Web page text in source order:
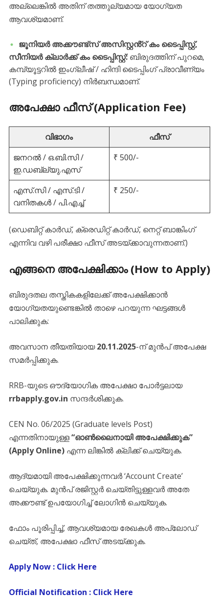
അല്ലെങ്കിൽ അതിന് തത്തുല്യമായ യോഗ്യത
ആവശ്യമാണ്.
ജൂനിയർ അക്കൗണ്ട്സ് അസിസ്റ്റൻ്റ് കം ടൈപ്പിസ്റ്റ്,
സീനിയർ ക്ലാർക്ക് കം ടൈപ്പിസ്റ്റ്:ബിരുദത്തിന് പുറമെ,
കമ്പ്യൂട്ടറിൽ ഇംഗ്ലീഷ് / ഹിന്ദി ടൈപ്പിംഗ് പ്രാവീണ്യം
(Typing proficiency) നിർബന്ധമാണ്.
​അപേക്ഷാ ഫീസ് (Application Fee)
വിഭാഗം
ഫീസ്
ജനറൽ / ഒ.ബി.സി /
ഇ.ഡബ്ല്യു.എസ്
₹ 500/-
എസ്.സി / എസ്.ടി /
വനിതകൾ / പി.എച്ച്
₹ 250/-
​​(ഡെബിറ്റ് കാർഡ്, ക്രെഡിറ്റ് കാർഡ്, നെറ്റ് ബാങ്കിംഗ്
എന്നിവ വഴി പരീക്ഷാ ഫീസ് അടയ്ക്കാവുന്നതാണ്.)
​എങ്ങനെ അപേക്ഷിക്കാം (How to Apply)
​ബിരുദതല തസ്തികകളിലേക്ക് അപേക്ഷിക്കാൻ
യോഗ്യതയുണ്ടെങ്കിൽ താഴെ പറയുന്ന ഘട്ടങ്ങൾ
പാലിക്കുക:
​അവസാന തീയതിയായ20.11.2025-ന് മുൻപ് അപേക്ഷ
സമർപ്പിക്കുക.
​RRB-യുടെ ഔദ്യോഗിക അപേക്ഷാ പോർട്ടലായ
rrbapply.gov.in സന്ദർശിക്കുക.
​CEN No. 06/2025 (Graduate levels Post)
എന്നതിനായുള്ള“ഓൺലൈനായി അപേക്ഷിക്കുക”
(Apply Online)എന്ന ലിങ്കിൽ ക്ലിക്ക് ചെയ്യുക.
​ആദ്യമായി അപേക്ഷിക്കുന്നവർ ‘Account Create’
ചെയ്യുക. മുൻപ് രജിസ്റ്റർ ചെയ്തിട്ടുള്ളവർ അതേ
അക്കൗണ്ട് ഉപയോഗിച്ച് ലോഗിൻ ചെയ്യുക.
​ഫോം പൂരിപ്പിച്ച്, ആവശ്യമായ രേഖകൾ അപ്‌ലോഡ്
ചെയ്ത്, അപേക്ഷാ ഫീസ് അടയ്ക്കുക.
Apply Now : Click Here
Official Notification : Click Here